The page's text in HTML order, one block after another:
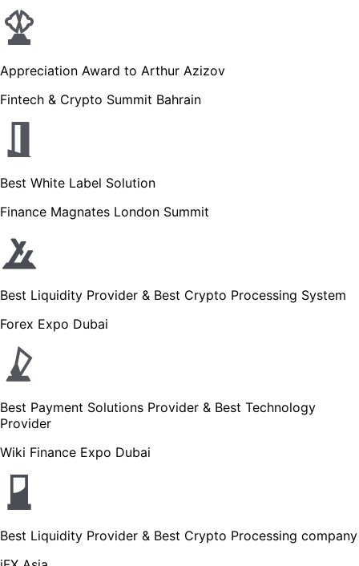
Appreciation Award to Arthur Azizov
Fintech & Crypto Summit Bahrain
Best White Label Solution
Finance Magnates London Summit
Best Liquidity Provider & Best Crypto Processing System
Forex Expo Dubai
Best Payment Solutions Provider & Best Technology
Provider
Wiki Finance Expo Dubai
Best Liquidity Provider & Best Crypto Processing company